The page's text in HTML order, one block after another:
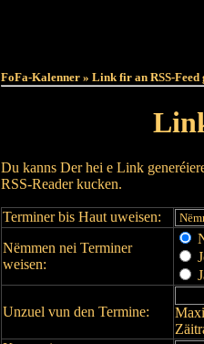
FoFa-Kalenner » Link fir an RSS-Feed
Du kanns Der hei e Link
RSS-Reader kucken.
Terminer bis Haut uweisen:
Nëmmen nei Terminer
weisen:
Unzuel vun den Termine: